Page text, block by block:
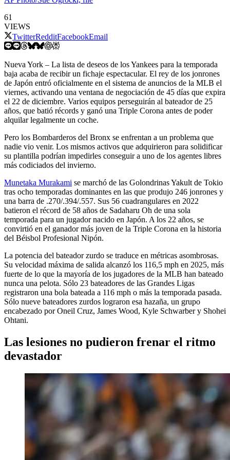
61
VIEWS
TwitterRedditFacebookEmail
Nueva York – La lista de deseos de los Yankees para la temporada
baja acaba de recibir un fichaje espectacular. El rey de los jonrones
de Japón entró oficialmente en el sistema de anuncios de la MLB el
viernes, activando una ventana de negociación de 45 días que expira
el 22 de diciembre. Varios equipos perseguirán al bateador de 25
años, que batió récords y ganó una Triple Corona antes de poder
alquilar legalmente un coche.
Pero los Bombarderos del Bronx se enfrentan a un problema que
nadie vio venir. Los mismos activos que adquirieron para solidificar
su plantilla podrían impedirles conseguir a uno de los agentes libres
más codiciados del invierno.
Munetaka Murakami se marchó de las Golondrinas Yakult de Tokio
tras ocho temporadas dominantes en las que produjo 246 jonrones y
una barra de .270/.394/.557. Sus 56 cuadrangulares en 2022
batieron el récord de 58 años de Sadaharu Oh de una sola
temporada para un jugador nacido en Japón. A los 22 años, se
convirtió en el ganador más joven de la Triple Corona en la historia
del Béisbol Profesional Nipón.
La potencia del bateador zurdo se traduce en métricas asombrosas.
Su velocidad máxima de salida alcanzó los 116,5 mph en 2025, más
fuerte de lo que la mayoría de los jugadores de la MLB han bateado
nunca una pelota. Sólo 23 bateadores de las Grandes Ligas
registraron una bola bateada a 116 mph o más la temporada pasada.
Sólo nueve bateadores zurdos lograron esa hazaña, un grupo
encabezado por Oneil Cruz, James Wood, Kyle Schwarber y Shohei
Ohtani.
Las lesiones no pudieron frenar el ritmo
devastador